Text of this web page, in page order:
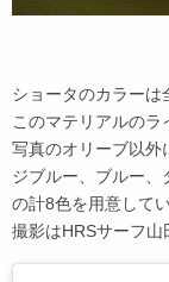
ショータのカラーは
このマテリアルのラ
写真のオリーブ以外
ジブルー、ブルー、
の計8色を用意して
撮影はHRSサーフ山